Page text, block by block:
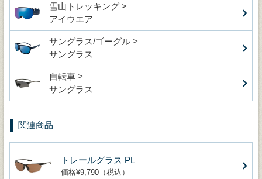
雪山トレッキング >
アイウエア
サングラス/ゴーグル >
サングラス
自転車 >
サングラス
関連商品
トレールグラス PL
価格¥9,790（税込）